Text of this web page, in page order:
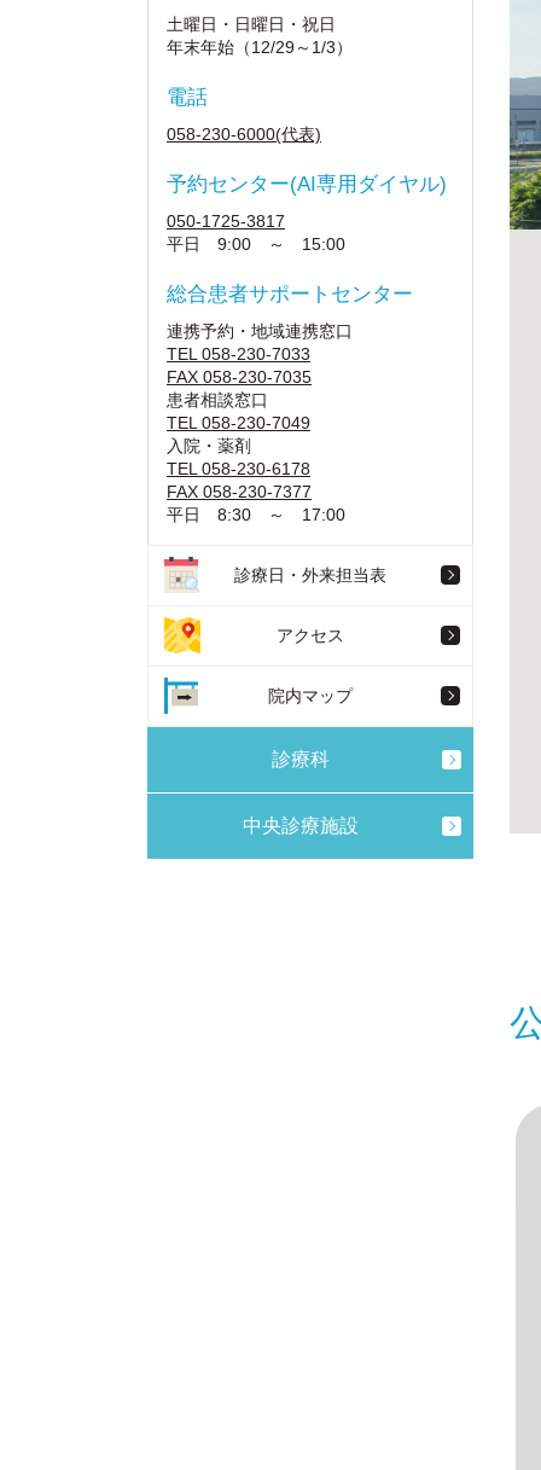
土曜日・日曜日・祝日
年末年始（12/29～1/3）
電話
058-230-6000(代表)
予約センター(AI専用ダイヤル)
050-1725-3817
平日 9:00 ～ 15:00
総合患者サポートセンター
連携予約・地域連携窓口
TEL 058-230-7033
FAX 058-230-7035
患者相談窓口
TEL 058-230-7049
入院・薬剤
TEL 058-230-6178
FAX 058-230-7377
平日 8:30 ～ 17:00
診療日・外来担当表
アクセス
院内マップ
診療科
中央診療施設